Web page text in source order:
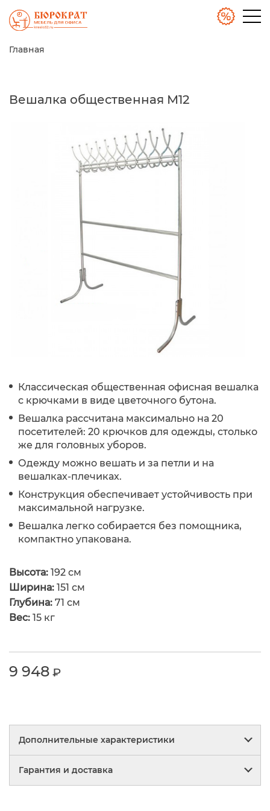
Главная
Вешалка общественная М12
Классическая общественная офисная вешалка
с крючками в виде цветочного бутона.
Вешалка рассчитана максимально на 20
посетителей: 20 крючков для одежды, столько
же для головных уборов.
Одежду можно вешать и за петли и на
вешалках-плечиках.
Конструкция обеспечивает устойчивость при
максимальной нагрузке.
Вешалка легко собирается без помощника,
компактно упакована.
Высота: 192 см
Ширина: 151 см
Глубина: 71 см
Вес: 15 кг
9 948 ₽
Дополнительные характеристики
Материал:труба д. 30 мм, крючки-труба д. 12
мм, полимерное покрытие
Гарантия и доставка